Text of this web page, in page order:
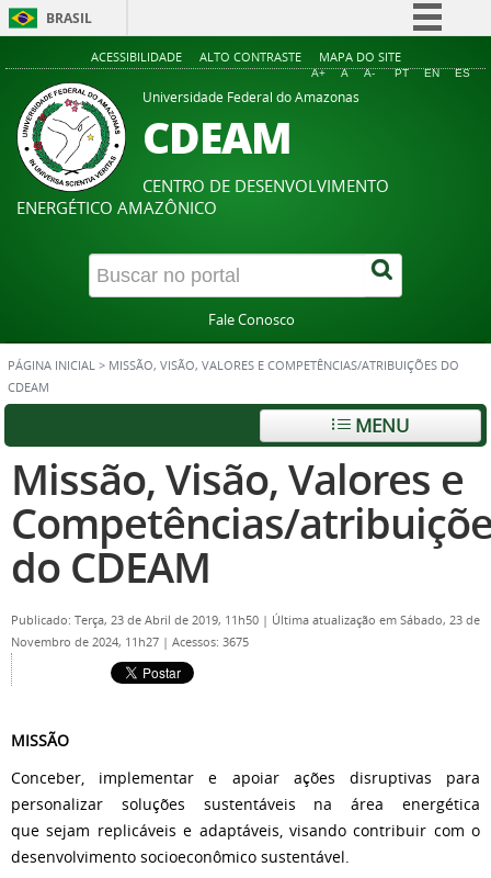
BRASIL
Simplifique!
Acesso à informação
Legislação
ACESSIBILIDADE ALTO CONTRASTE MAPA DO SITE
A+ A A- PT EN ES
Universidade Federal do Amazonas
CDEAM
CENTRO DE DESENVOLVIMENTO
ENERGÉTICO AMAZÔNICO
Fale Conosco
PÁGINA INICIAL > MISSÃO, VISÃO, VALORES E COMPETÊNCIAS/ATRIBUIÇÕES DO
CDEAM
MENU
Missão, Visão, Valores e
Competências/
do CDEAM
Publicado: Terça, 23 de Abril de 2019, 11h50 | Última atualização em Sábado, 23 de
Novembro de 2024, 11h27 | Acessos: 3675
MISSÃO
Conceber, implementar e apoiar ações disruptivas para
personalizar soluções sustentáveis na área energética
que sejam replicáveis e adaptáveis, visando contribuir com o
desenvolvimento socioeconômico sustentável.